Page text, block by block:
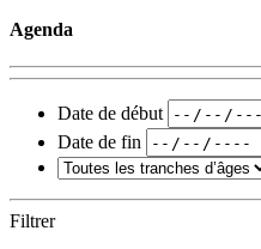
Agenda
Date de début
Date de fin
Filtrer